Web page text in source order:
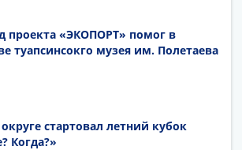
проекта «ЭКОПОРТ» помог в
туапсинсокго музея им. Полетаева
стартовал летний кубок
Когда?»